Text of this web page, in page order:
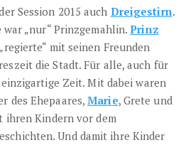
Session 2015 auch Dreigestirn.
„nur“ Prinzgemahlin.Prinz
mit seinen Freunden
die Stadt. Für alle, auch für
Zeit. Mit dabei waren
des Ehepaares,Marie, Grete und
ihren Kindern vor dem
Und damit ihre Kinder